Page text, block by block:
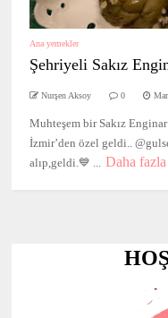
Ana yemekler
Şehriyeli Sakız
Nurşen Aksoy 0
Muhteşem bir Sakız
İzmir’den özel geldi..
alıp,geldi.💙 ... Daha